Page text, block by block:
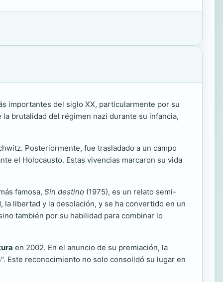
importantes del siglo XX, particularmente por su
brutalidad del régimen nazi durante su infancia,
Posteriormente, fue trasladado a un campo
el Holocausto. Estas vivencias marcaron su vida
famosa, Sin destino (1975), es un relato semi-
libertad y la desolación, y se ha convertido en un
también por su habilidad para combinar lo
en 2002. En el anuncio de su premiación, la
Este reconocimiento no solo consolidó su lugar en